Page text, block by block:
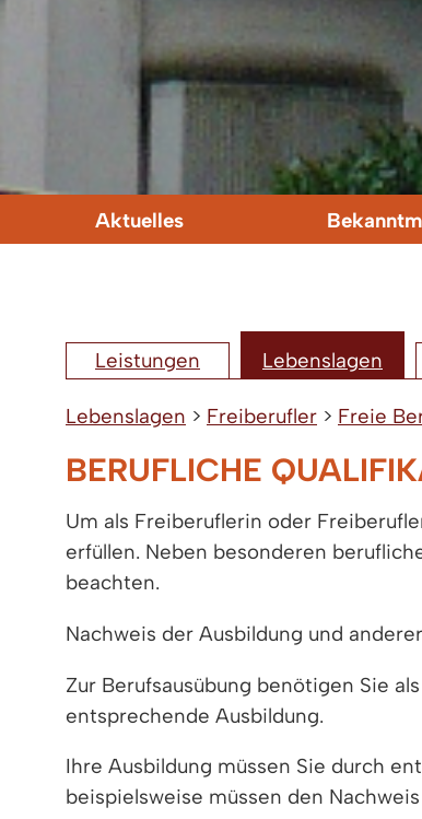
Aktuelles
Leistungen Lebenslagen
Lebenslagen > Freiberufler > Freie
BERUFLICHE
Um als Freiberuflerin oder
erfüllen. Neben besonderen
beachten.
Nachweis der Ausbildung und
Zur Berufsausübung benötigen Sie
entsprechende Ausbildung.
Ihre Ausbildung müssen Sie durch
beispielsweise müssen den